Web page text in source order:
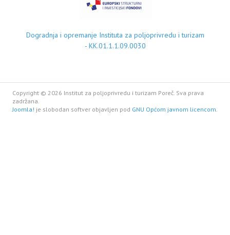
Dogradnja i opremanje Instituta za poljoprivredu i turizam
- KK.01.1.1.09.0030
Copyright © 2026 Institut za poljoprivredu i turizam Poreč. Sva prava
zadržana.
Joomla! je slobodan softver objavljen pod GNU Općom javnom licencom.